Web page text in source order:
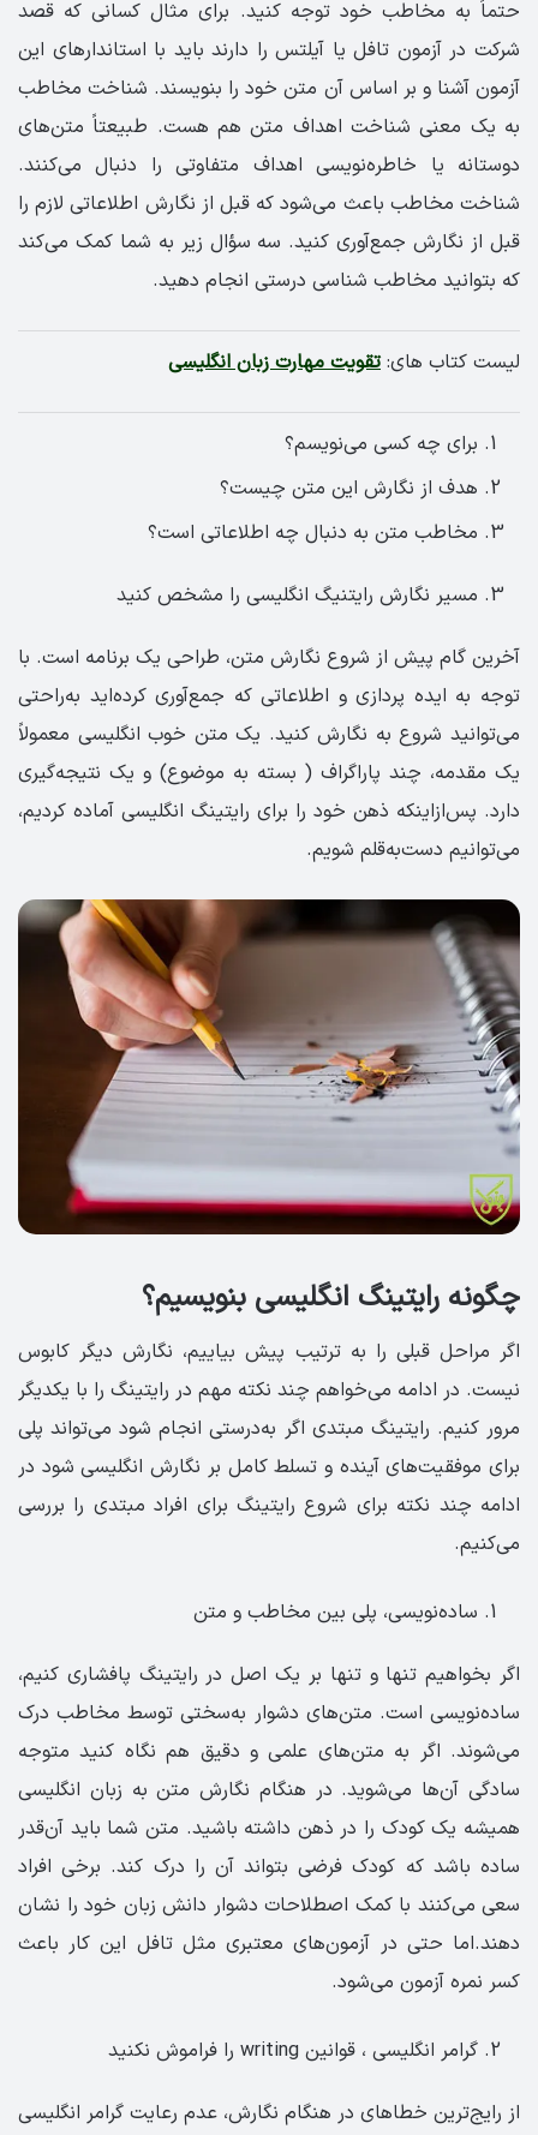
حتماً به مخاطب خود توجه کنید. برای مثال کسانی که قصد
شرکت در آزمون تافل یا آیلتس را دارند باید با استاندارهای این
آزمون آشنا و بر اساس آن متن خود را بنویسند. شناخت مخاطب
به یک معنی شناخت اهداف متن هم هست. طبیعتاً متن‌های
دوستانه یا خاطره‌نویسی اهداف متفاوتی را دنبال می‌کنند.
شناخت مخاطب باعث می‌شود که قبل از نگارش اطلاعاتی لازم را
قبل از نگارش جمع‌آوری کنید. سه سؤال زیر به شما کمک می‌کند
که بتوانید مخاطب شناسی درستی انجام دهید.
لیست کتاب های:تقویت مهارت زبان انگلیسی
برای چه کسی می‌نویسم؟
هدف از نگارش این متن چیست؟
مخاطب متن به دنبال چه اطلاعاتی است؟
مسیر نگارش رایتنیگ انگلیسی را مشخص کنید
آخرین گام پیش از شروع نگارش متن، طراحی یک برنامه است. با
توجه به ایده پردازی و اطلاعاتی که جمع‌آوری کرده‌اید به‌راحتی
می‌توانید شروع به نگارش کنید. یک متن خوب انگلیسی معمولاً
یک مقدمه، چند پاراگراف ( بسته به موضوع) و یک نتیجه‌گیری
دارد. پس‌ازاینکه ذهن خود را برای رایتینگ انگلیسی آماده کردیم،
می‌توانیم دست‌به‌قلم شویم.
چگونه رایتینگ انگلیسی بنویسیم؟
اگر مراحل قبلی را به ترتیب پیش بیاییم، نگارش دیگر کابوس
نیست. در ادامه می‌خواهم چند نکته مهم در رایتینگ را با یکدیگر
مرور کنیم. رایتینگ مبتدی اگر به‌درستی انجام شود می‌تواند پلی
برای موفقیت‌های آینده و تسلط کامل بر نگارش انگلیسی شود در
ادامه چند نکته برای شروع رایتینگ برای افراد مبتدی را بررسی
می‌کنیم.
ساده‌نویسی، پلی بین مخاطب و متن
اگر بخواهیم تنها و تنها بر یک اصل در رایتینگ پافشاری کنیم،
ساده‌نویسی است. متن‌های دشوار به‌سختی توسط مخاطب درک
می‌شوند. اگر به متن‌های علمی و دقیق هم نگاه کنید متوجه
سادگی آن‌ها می‌شوید. در هنگام نگارش متن به زبان انگلیسی
همیشه یک کودک را در ذهن داشته باشید. متن شما باید آن‌قدر
ساده باشد که کودک فرضی بتواند آن را درک کند. برخی افراد
سعی می‌کنند با کمک اصطلاحات دشوار دانش زبان خود را نشان
دهند.اما حتی در آزمون‌های معتبری مثل تافل این کار باعث
کسر نمره آزمون می‌شود.
گرامر انگلیسی ، قوانين writing را فراموش نکنید
از رایج‌ترین خطاهای در هنگام نگارش، عدم رعایت گرامر انگلیسی